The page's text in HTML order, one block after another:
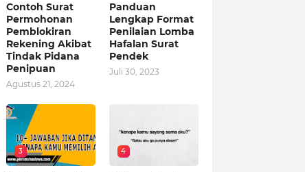
Contoh Surat
Permohonan
Pemblokiran
Rekening Akibat
Tindak Pidana
Penipuan
Agustus 21, 2024
Panduan
Lengkap Format
Penilaian Lomba
Hafalan Surat
Pendek
Juli 30, 2023
3 4